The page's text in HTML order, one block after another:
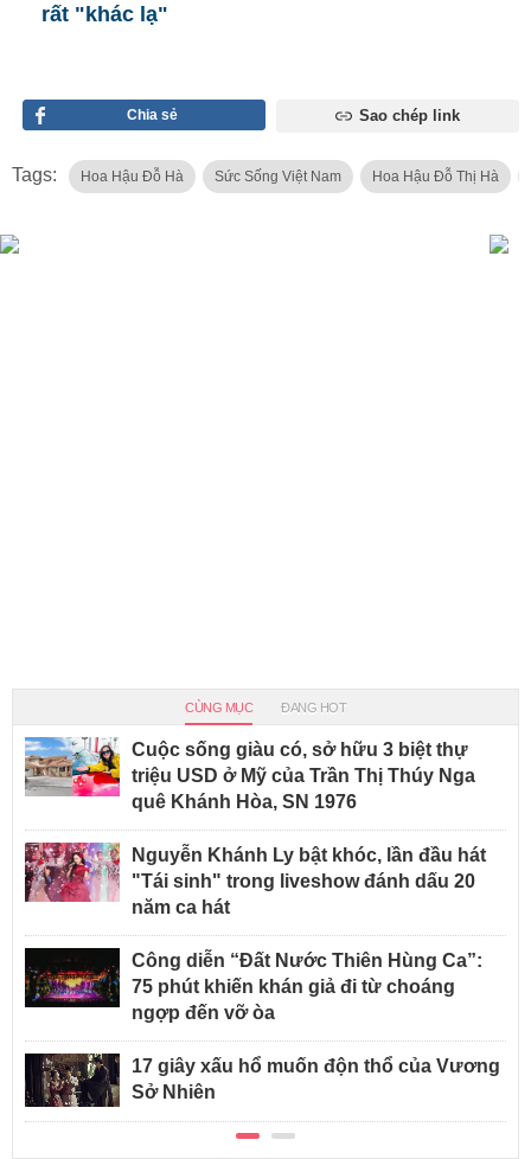
rất "khác lạ"
Chia sẻ Sao chép link
Tags: Hoa Hậu Đỗ Hà Sức Sống Việt Nam Hoa Hậu Đỗ Thị Hà
CÙNG MỤC ĐANG HOT
Cuộc sống giàu có, sở hữu 3 biệt thự
triệu USD ở Mỹ của Trần Thị Thúy Nga
quê Khánh Hòa, SN 1976
Nguyễn Khánh Ly bật khóc, lần đầu hát
"Tái sinh" trong liveshow đánh dấu 20
năm ca hát
Công diễn “Đất Nước Thiên Hùng Ca”:
75 phút khiến khán giả đi từ choáng
ngợp đến vỡ òa
17 giây xấu hổ muốn độn thổ của Vương
Sở Nhiên